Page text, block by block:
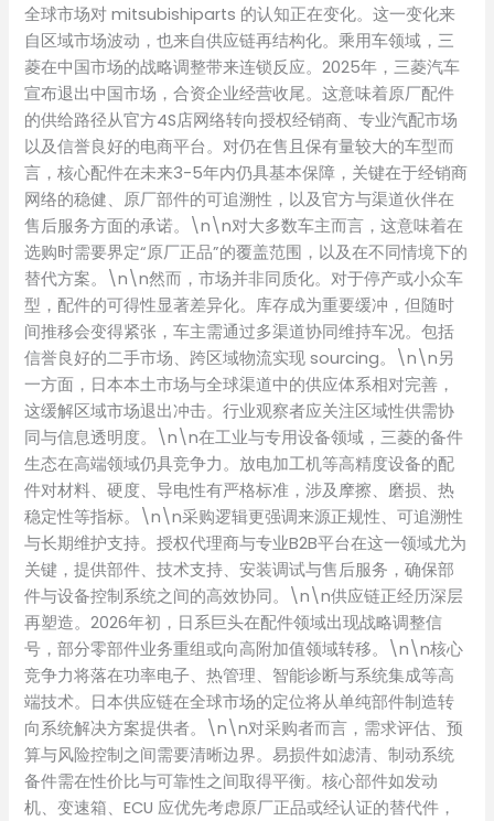
全球市场对 mitsubishiparts 的认知正在变化。这一变化来
自区域市场波动，也来自供应链再结构化。乘用车领域，三
菱在中国市场的战略调整带来连锁反应。2025年，三菱汽车
宣布退出中国市场，合资企业经营收尾。这意味着原厂配件
的供给路径从官方4S店网络转向授权经销商、专业汽配市场
以及信誉良好的电商平台。对仍在售且保有量较大的车型而
言，核心配件在未来3-5年内仍具基本保障，关键在于经销商
网络的稳健、原厂部件的可追溯性，以及官方与渠道伙伴在
售后服务方面的承诺。\n\n对大多数车主而言，这意味着在
选购时需要界定“原厂正品”的覆盖范围，以及在不同情境下的
替代方案。\n\n然而，市场并非同质化。对于停产或小众车
型，配件的可得性显著差异化。库存成为重要缓冲，但随时
间推移会变得紧张，车主需通过多渠道协同维持车况。包括
信誉良好的二手市场、跨区域物流实现 sourcing。\n\n另
一方面，日本本土市场与全球渠道中的供应体系相对完善，
这缓解区域市场退出冲击。行业观察者应关注区域性供需协
同与信息透明度。\n\n在工业与专用设备领域，三菱的备件
生态在高端领域仍具竞争力。放电加工机等高精度设备的配
件对材料、硬度、导电性有严格标准，涉及摩擦、磨损、热
稳定性等指标。\n\n采购逻辑更强调来源正规性、可追溯性
与长期维护支持。授权代理商与专业B2B平台在这一领域尤为
关键，提供部件、技术支持、安装调试与售后服务，确保部
件与设备控制系统之间的高效协同。\n\n供应链正经历深层
再塑造。2026年初，日系巨头在配件领域出现战略调整信
号，部分零部件业务重组或向高附加值领域转移。\n\n核心
竞争力将落在功率电子、热管理、智能诊断与系统集成等高
端技术。日本供应链在全球市场的定位将从单纯部件制造转
向系统解决方案提供者。\n\n对采购者而言，需求评估、预
算与风险控制之间需要清晰边界。易损件如滤清、制动系统
备件需在性价比与可靠性之间取得平衡。核心部件如发动
机、变速箱、ECU 应优先考虑原厂正品或经认证的替代件，